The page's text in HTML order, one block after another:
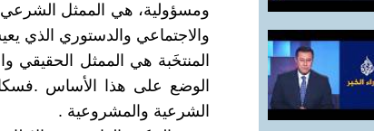
ومسؤولية، هي الممثل الشرعي
والاجتماعي والدستوري الذي
المنتخَبة هي الممثل
الوضع على هذا الأساس
الشرعية والمشروعية .